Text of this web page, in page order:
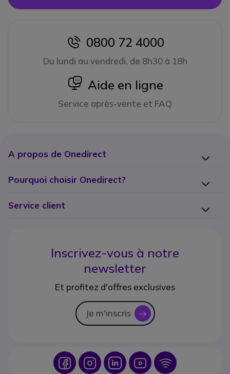
icon
0800 72 4000
Du lundi au vendredi, de 8h30 à 18h
icon
Aide en ligne
Service après-vente et FAQ
A propos de Onedirect
Pourquoi choisir Onedirect?
Service client
Inscrivez-vous à notre
newsletter
Et profitez d'offres exclusives
Je m'inscris icon
Icon IconIcon Icon Icon